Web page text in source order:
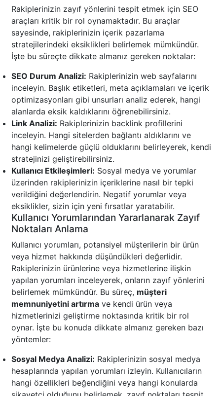
Rakiplerinizin zayıf yönlerini tespit etmek için SEO
araçları kritik bir rol oynamaktadır. Bu araçlar
sayesinde, rakiplerinizin içerik pazarlama
stratejilerindeki eksiklikleri belirlemek mümkündür.
İşte bu süreçte dikkate almanız gereken noktalar:
SEO Durum Analizi: Rakiplerinizin web sayfalarını
inceleyin. Başlık etiketleri, meta açıklamaları ve içerik
optimizasyonları gibi unsurları analiz ederek, hangi
alanlarda eksik kaldıklarını öğrenebilirsiniz.
Link Analizi: Rakiplerinizin backlink profillerini
inceleyin. Hangi sitelerden bağlantı aldıklarını ve
hangi kelimelerde güçlü olduklarını belirleyerek, kendi
stratejinizi geliştirebilirsiniz.
Kullanıcı Etkileşimleri: Sosyal medya ve yorumlar
üzerinden rakiplerinizin içeriklerine nasıl bir tepki
verildiğini değerlendirin. Negatif yorumlar veya
eksiklikler, sizin için yeni fırsatlar yaratabilir.
Kullanıcı Yorumlarından Yararlanarak Zayıf
Noktaları Anlama
Kullanıcı yorumları, potansiyel müşterilerin bir ürün
veya hizmet hakkında düşündükleri değerlidir.
Rakiplerinizin ürünlerine veya hizmetlerine ilişkin
yapılan yorumları inceleyerek, onların zayıf yönlerini
belirlemek mümkündür. Bu süreç, müşteri
memnuniyetini artırma ve kendi ürün veya
hizmetlerinizi geliştirme noktasında kritik bir rol
oynar. İşte bu konuda dikkate almanız gereken bazı
yöntemler:
Sosyal Medya Analizi: Rakiplerinizin sosyal medya
hesaplarında yapılan yorumları izleyin. Kullanıcıların
hangi özellikleri beğendiğini veya hangi konularda